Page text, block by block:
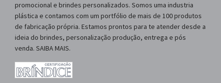
promocional e brindes personalizados. Somos uma industria
plástica e contamos com um portfólio de mais de 100 produtos
de fabricação própria. Estamos prontos para te atender desde a
ideia do brindes, personalização produção, entrega e pós
venda. SAIBA MAIS.